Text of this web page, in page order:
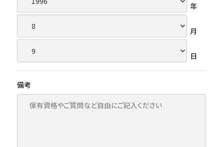
年
月
日
備考